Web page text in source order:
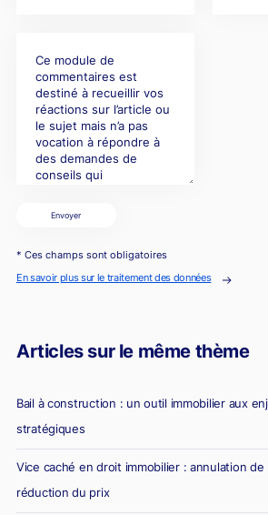
Envoyer
* Ces champs sont obligatoires
En savoir plus sur le traitement des données
Articles sur le même thème
Bail à construction : un outil immobilier aux
stratégiques
Vice caché en droit immobilier : annulation de
réduction du prix